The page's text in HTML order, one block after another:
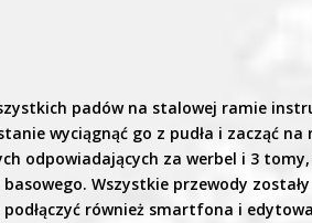
padów na stalowej ramie
wyciągnąć go z pudła i zacząć na
odpowiadających za werbel i 3
Wszystkie przewody
również smartfona i